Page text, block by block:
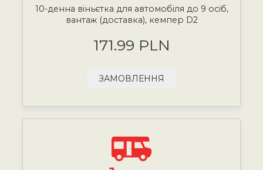
10-денна віньєтка для автомобіля до 9 осіб,
вантаж (доставка), кемпер D2
171.99 PLN
ЗАМОВЛЕННЯ